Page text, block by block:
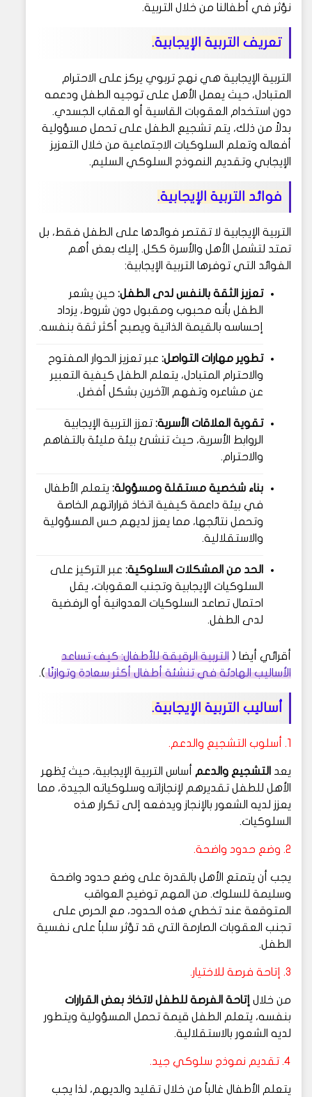
نؤثر في أطفالنا من خلال التربية.
تعريف التربية الإيجابية.
التربية الإيجابية هي نهج تربوي يركز على الاحترام
المتبادل، حيث يعمل الأهل على توجيه الطفل ودعمه
دون استخدام العقوبات القاسية أو العقاب الجسدي.
بدلاً من ذلك، يتم تشجيع الطفل على تحمل مسؤولية
أفعاله وتعلم السلوكيات الاجتماعية من خلال التعزيز
الإيجابي وتقديم النموذج السلوكي السليم.
فوائد التربية الإيجابية.
التربية الإيجابية لا تقتصر فوائدها على الطفل فقط، بل
تمتد لتشمل الأهل والأسرة ككل. إليك بعض أهم
الفوائد التي توفرها التربية الإيجابية:
تعزيز الثقة بالنفس لدى الطفل: حين يشعر
الطفل بأنه محبوب ومقبول دون شروط، يزداد
إحساسه بالقيمة الذاتية ويصبح أكثر ثقة بنفسه.
تطوير مهارات التواصل: عبر تعزيز الحوار المفتوح
والاحترام المتبادل، يتعلم الطفل كيفية التعبير
عن مشاعره وتفهم الآخرين بشكل أفضل.
تقوية العلاقات الأسرية: تعزز التربية الإيجابية
الروابط الأسرية، حيث تنشئ بيئة مليئة بالتفاهم
والاحترام.
بناء شخصية مستقلة ومسؤولة: يتعلم الأطفال
في بيئة داعمة كيفية اتخاذ قراراتهم الخاصة
وتحمل نتائجها، مما يعزز لديهم حس المسؤولية
والاستقلالية.
الحد من المشكلات السلوكية: عبر التركيز على
السلوكيات الإيجابية وتجنب العقوبات، يقل
احتمال تصاعد السلوكيات العدوانية أو الرفضية
لدى الطفل.
أقرائي أيضا ( التربية الرقيقة للأطفال: كيف تساعد
الأساليب الهادئة في تنشئة أطفال أكثر سعادة وتوازنًا).
أساليب التربية الإيجابية.
1. أسلوب التشجيع والدعم.
يعد التشجيع والدعم
أساس التربية الإيجابية، حيث يُظهر
الأهل للطفل تقديرهم لإنجازاته وسلوكياته الجيدة، مما
يعزز لديه الشعور بالإنجاز ويدفعه إلى تكرار هذه
السلوكيات.
2. وضع حدود واضحة.
يجب أن يتمتع الأهل بالقدرة على وضع حدود واضحة
وسليمة للسلوك. من المهم توضيح العواقب
المتوقعة عند تخطي هذه الحدود، مع الحرص على
تجنب العقوبات الصارمة التي قد تؤثر سلباً على نفسية
الطفل.
3. إتاحة فرصة للاختيار.
من خلال إتاحة الفرصة للطفل لاتخاذ بعض القرارات
بنفسه، يتعلم الطفل قيمة تحمل المسؤولية ويتطور
لديه الشعور بالاستقلالية.
4. تقديم نموذج سلوكي جيد.
يتعلم الأطفال غالباً من خلال تقليد والديهم، لذا يجب